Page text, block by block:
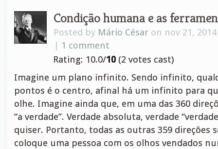
Condição humana e as
Posted by Mário César on nov 21,
| 1 comment
Rating: 10.0/10 (2 votes cast)
Imagine um plano infinito. Sendo infinito,
pontos é o centro, afinal há um infinito para
olhe. Imagine ainda que, em uma das 360
“a verdade”. Verdade absoluta, verdade
quiser. Portanto, todas as outras 359 direções
coloque uma pessoa com os olhos vendados